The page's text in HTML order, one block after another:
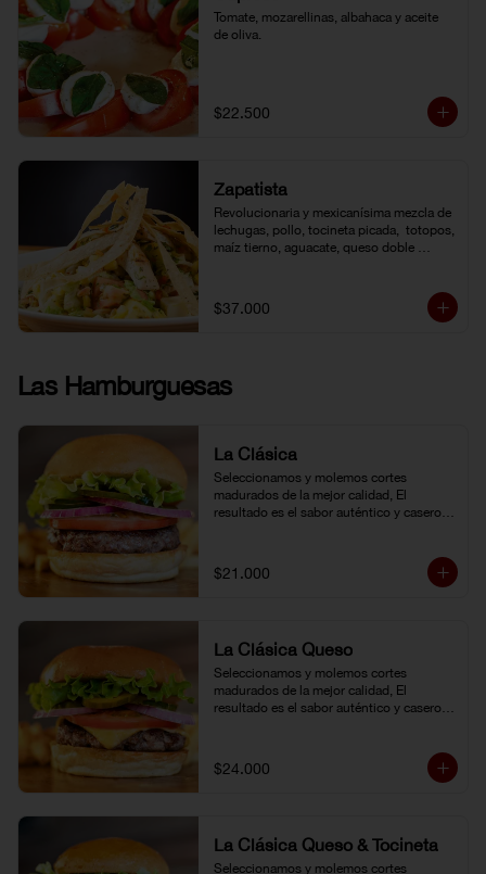
Tomate, mozarellinas, albahaca y aceite
de oliva.
$22.500
Zapatista
Revolucionaria y mexicanísima mezcla de
lechugas, pollo, tocineta picada,  totopos,
maíz tierno, aguacate, queso doble
$37.000
Las Hamburguesas
La Clásica
Seleccionamos y molemos cortes
madurados de la mejor calidad, El
resultado es el sabor auténtico y casero
usted elija. Armela como quiera.
$21.000
La Clásica Queso
Seleccionamos y molemos cortes
madurados de la mejor calidad, El
resultado es el sabor auténtico y casero
usted elija. Armela como quiera.
$24.000
La Clásica Queso & Tocineta
Seleccionamos y molemos cortes